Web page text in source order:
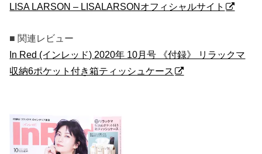
LISA LARSON – LISALARSONオフィシャルサイト
■ 関連レビュー
In Red (インレッド) 2020年 10月号 《付録》 リラックマ
収納6ポケット付き箱ティッシュケース